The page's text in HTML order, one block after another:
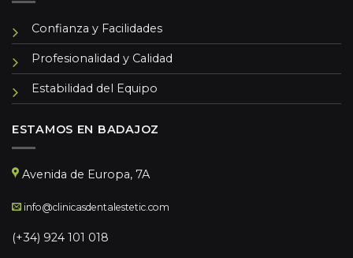
Confianza y Facilidades
Profesionalidad y Calidad
Estabilidad del Equipo
ESTAMOS EN BADAJOZ
Avenida de Europa, 7A
info@clinicasdentalestetic.com
(+34) 924 101 018